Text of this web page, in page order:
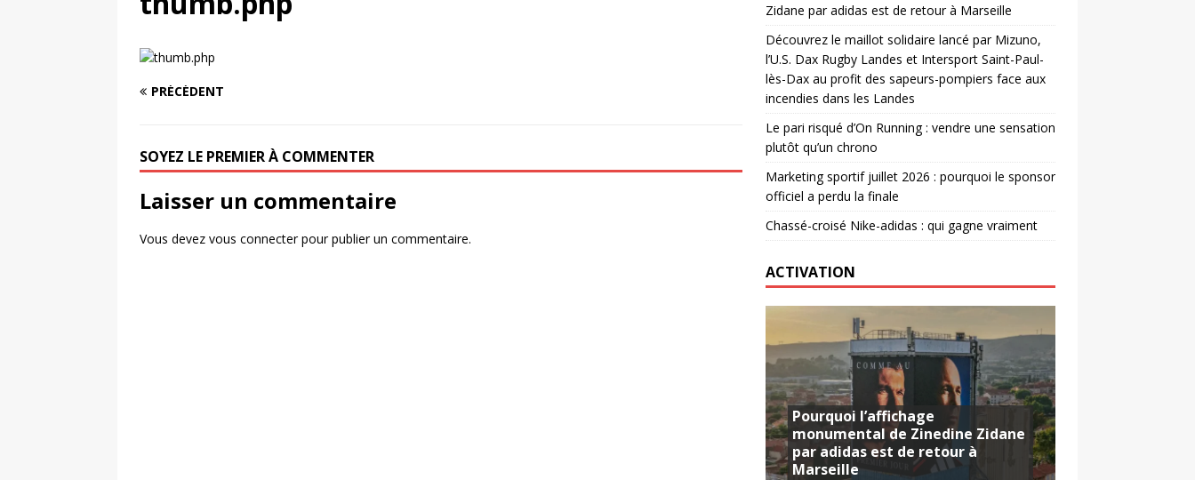
[ 2 août 2026 ]
PRÉCÉDENT
SOYEZ LE PREMIER À COMMENTER
Laisser un commentaire
Vous devez vous connecterpour publier un commentaire.
Zidane par adidas est de retour à Marseille
Découvrez le maillot solidaire lancé par Mizuno,
l’U.S. Dax Rugby Landes et Intersport Saint-Paul-
lès-Dax au profit des sapeurs-pompiers face aux
incendies dans les Landes
Le pari risqué d’On Running : vendre une sensation
plutôt qu’un chrono
Marketing sportif juillet 2026 : pourquoi le sponsor
officiel a perdu la finale
Chassé-croisé Nike-adidas : qui gagne vraiment
ACTIVATION
Pourquoi l’affichage
monumental de Zinedine Zidane
par adidas est de retour à
Marseille